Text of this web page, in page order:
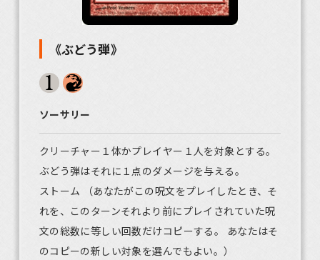
《ぶどう弾》
ソーサリー
クリーチャー１体かプレイヤー１人を対象とする。
ぶどう弾はそれに１点のダメージを与える。
ストーム （あなたがこの呪文をプレイしたとき、そ
れを、このターンそれより前にプレイされていた呪
文の総数に等しい回数だけコピーする。 あなたはそ
のコピーの新しい対象を選んでもよい。）